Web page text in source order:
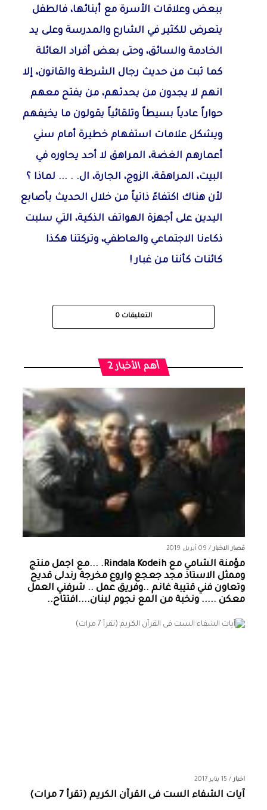
ببعض وعلاقات الأسرة مع أبنائها، فالطفل
يتعرض للكثير في الشارع والمدرسة وعلى يد
الخادمة والسائق، وحتى بعض أفراد العائلة
كما ثبت من حديث رجال الشرطة والقانون، إلا
انهم لا يجدون من يحدثهم، من يفتح معهم
حواراً عادياً بسيطاً وتلقائياً يقولون ما يخيفهم
ويشكل علامات استفهام خطيرة أمام سني
أعمارهم الغضة، المراهق لا أحد يحاوره في
البيت، المراهقة، الزوج، الجارة، ال. . ... لماذا ؟
لأن هناك اكتفاءً ذاتياً من خلال الحديث بأصابع
اليدين على أجهزة الهواتف الذكية، التي سلبت
ذكاءنا الاجتماعي والعاطفي، وتركتنا هكذا
كائنات كأننا من غبار !
التعليقات 0
أهم الأخبار 2
قصار الاخبار/ 09 أبريل 2019
مؤمنة الشامي‏ مع ‏‎Rindala Kodeih‎‏. ...مع اجمل منتج
وممثل الاستاذ مجد جعجع واروع مخرجة رندلى قديح
وتعاون فني قتيبة غانم ..وفريق عمل .. شرفني العمل
معكن ..... ونخبة من المع نجوم لبنان....افتتاح..
اخبار/ 15 يناير 2017
آيات الشفاء الست فى القرآن الكريم (تقرأ 7 مرات)